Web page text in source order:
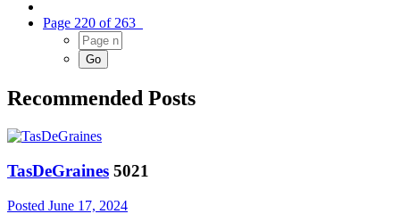
Page 220 of 263
Recommended Posts
TasDeGraines 5021
Posted June 17, 2024